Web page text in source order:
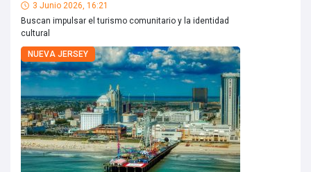
3 Junio 2026, 16:21
Buscan impulsar el turismo comunitario y la identidad
cultural
NUEVA JERSEY